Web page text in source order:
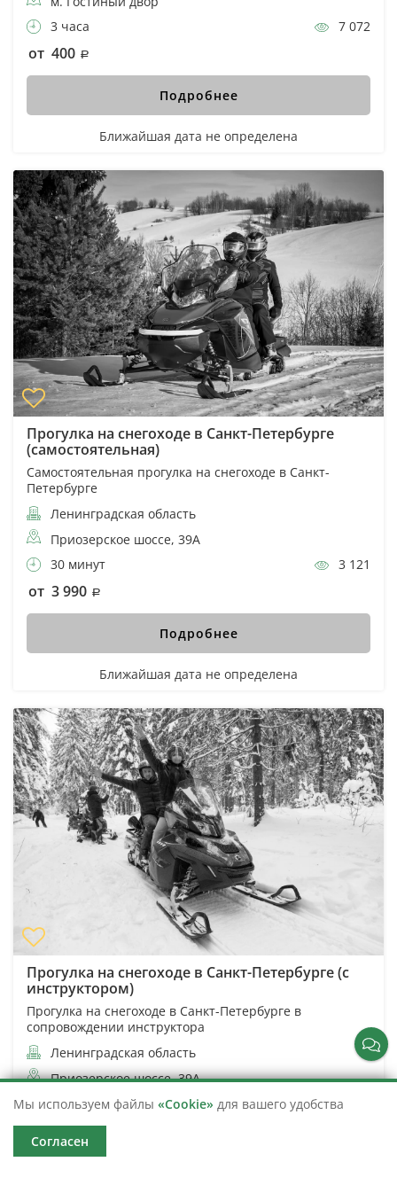
3 часа
7 072
от 400
Подробнее
Ближайшая дата не определена
Прогулка на снегоходе в Санкт-Петербурге
(самостоятельная)
Самостоятельная прогулка на снегоходе в Санкт-
Петербурге
Ленинградская область
Приозерское шоссе, 39А
30 минут
3 121
от 3 990
Подробнее
Ближайшая дата не определена
Прогулка на снегоходе в Санкт-Петербурге (с
инструктором)
Прогулка на снегоходе в Санкт-Петербурге в
сопровождении инструктора
Ленинградская область
Приозерское шоссе, 39А
60 минут
3 608
от 8 990
Мы используем файлы «Cookie» для вашего удобства
Согласен